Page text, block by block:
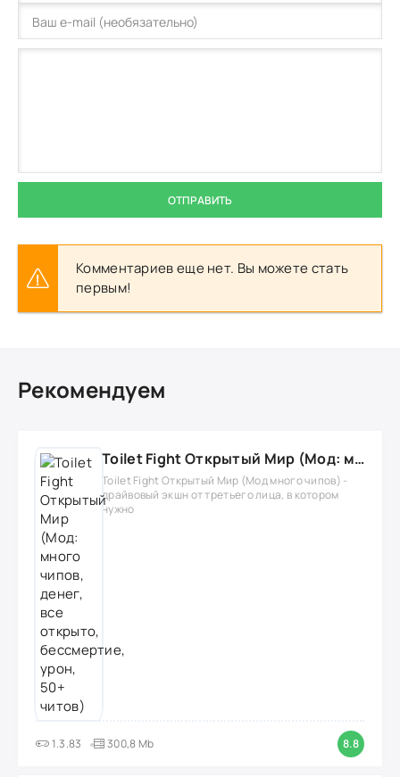
ОТПРАВИТЬ
Комментариев еще нет. Вы можете стать
первым!
Рекомендуем
Toilet Fight Открытый Мир (Мод: много чипов, денег, все открыто, бессмертие, урон, 50+ читов)
Toilet Fight Открытый Мир (Мод много чипов) -
драйвовый экшн от третьего лица, в котором
нужно
1.3.83 300,8 Mb 8.8